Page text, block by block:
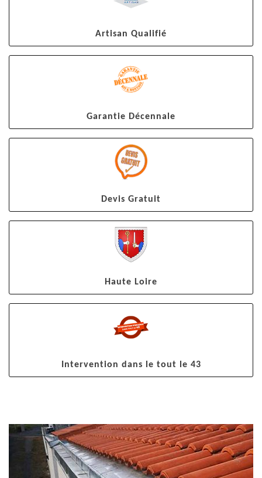
Artisan Qualifié
Garantie Décennale
Devis Gratuit
Haute Loire
Intervention dans le tout le 43